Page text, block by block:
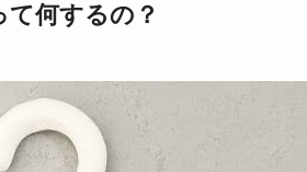
何するの？